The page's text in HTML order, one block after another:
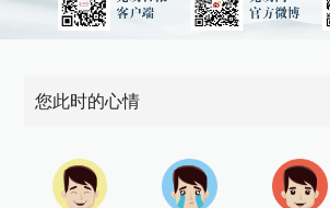
您此时的心情